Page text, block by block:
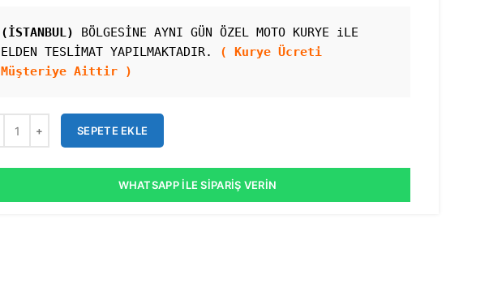
(İSTANBUL)
BÖLGESİNE AYNI GÜN ÖZEL MOTO KURYE iLE
ELDEN TESLİMAT YAPILMAKTADIR.
( Kurye Ücreti
Müşteriye Aittir )
SEPETE EKLE
WHATSAPP İLE SIPARIŞ VERIN